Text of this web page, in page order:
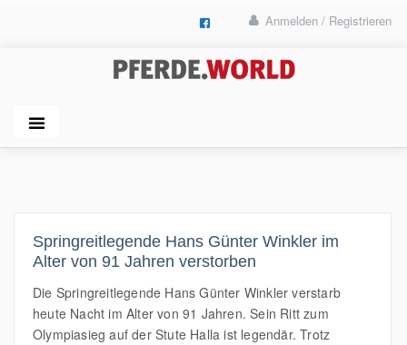
Anmelden / Registrieren
Springreitlegende Hans Günter Winkler im
Alter von 91 Jahren verstorben
Die Springreitlegende Hans Günter Winkler verstarb
heute Nacht im Alter von 91 Jahren. Sein Ritt zum
Olympiasieg auf der Stute Halla ist legendär. Trotz